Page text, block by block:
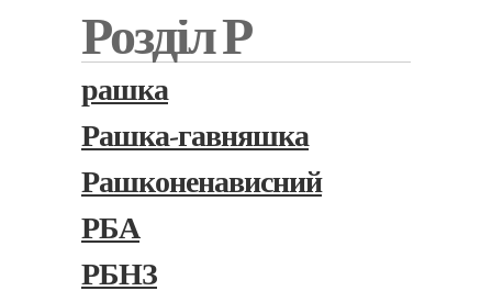
Розділ Р
рашка
Рашка-гавняшка
Рашконенависний
РБА
РБНЗ